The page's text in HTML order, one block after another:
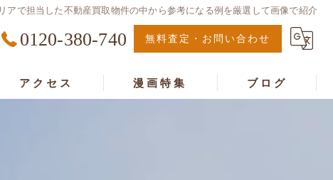
で担当した不動産買取物件の中から参考になる例を厳選して画像で紹介
0120-380-740 無料査定・お問い合わせ
アクセス 漫画特集 ブログ